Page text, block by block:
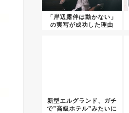
「岸辺露伴は動かない」
の実写が成功した理由
新型エルグランド、ガチ
で”高級ホテル”みたいに